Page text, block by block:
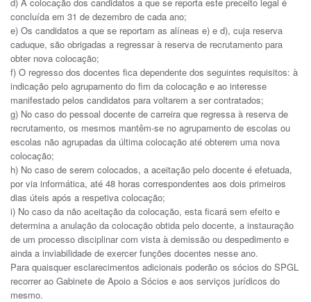
concluída em 31 de dezembro de cada ano;
e) Os candidatos a que se reportam as alíneas e) e d), cuja reserva
caduque, são obrigadas a regressar à reserva de recrutamento para
obter nova colocação;
f) O regresso dos docentes fica dependente dos seguintes requisitos: à
indicação pelo agrupamento do fim da colocação e ao interesse
manifestado pelos candidatos para voltarem a ser contratados;
g) No caso do pessoal docente de carreira que regressa à reserva de
recrutamento, os mesmos mantêm-se no agrupamento de escolas ou
escolas não agrupadas da última colocação até obterem uma nova
colocação;
h) No caso de serem colocados, a aceitação pelo docente é efetuada,
por via informática, até 48 horas correspondentes aos dois primeiros
dias úteis após a respetiva colocação;
i) No caso da não aceitação da colocação, esta ficará sem efeito e
determina a anulação da colocação obtida pelo docente, a instauração
de um processo disciplinar com vista à demissão ou despedimento e
ainda a inviabilidade de exercer funções docentes nesse ano.
Para quaisquer esclarecimentos adicionais poderão os sócios do SPGL
recorrer ao Gabinete de Apoio a Sócios e aos serviços jurídicos do
mesmo.